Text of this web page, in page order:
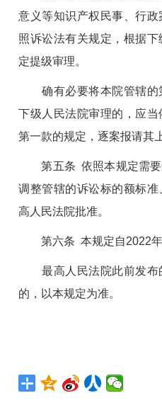
意义等知识产权民事、行
照诉讼法有关规定，根据
定提级审理。
确有必要将本院管辖的
下级人民法院审理的，应
第一款的规定，逐案报请其
第五条 依照本规定需要
调整管辖的诉讼标的额标
高人民法院批准。
第六条 本规定自2022年5
最高人民法院此前发布
的，以本规定为准。